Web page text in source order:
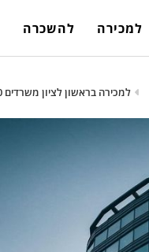
למכירה להשכרה
למכירה בראשון לציון משרדים 460 מ"ר